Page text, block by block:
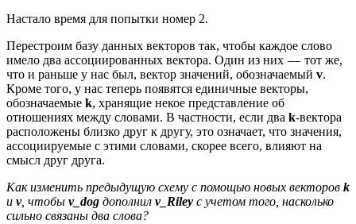
Настало время для попытки номер 2.
Перестроим базу данных векторов так, чтобы каждое слово
имело два ассоциированных вектора. Один из них — тот же,
что и раньше у нас был, вектор значений, обозначаемый v.
Кроме того, у нас теперь появятся единичные векторы,
обозначаемые k, хранящие некое представление об
отношениях между словами. В частности, если два k-вектора
расположены близко друг к другу, это означает, что значения,
ассоциируемые с этими словами, скорее всего, влияют на
смысл друг друга.
Как изменить предыдущую схему с помощью новых векторов k
и v, чтобы v_dog дополнил v_Riley с учетом того, насколько
сильно связаны два слова?